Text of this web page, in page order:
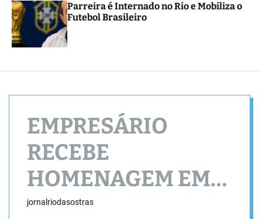
Parreira é Internado no Rio e Mobiliza o
Futebol Brasileiro
EMPRESÁRIO
RECEBE
HOMENAGEM EM
SÃO PAULO
jornalriodasostras